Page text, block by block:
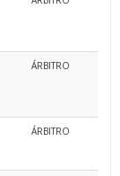
ÁRBITRO
ÁRBITRO